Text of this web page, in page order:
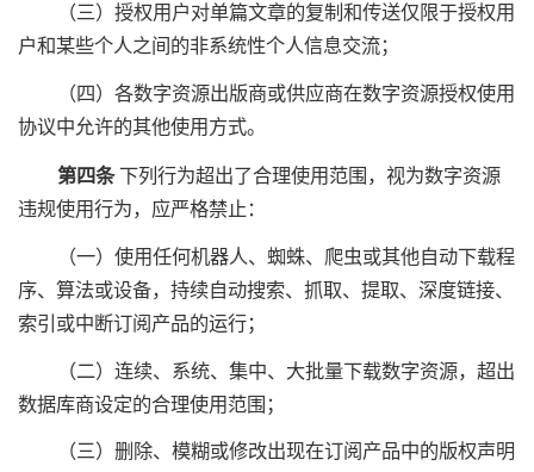
（三）授权用户对单篇文章的复制和传送仅限于授权用
户和某些个人之间的非系统性个人信息交流；
（四）各数字资源出版商或供应商在数字资源授权使用
协议中允许的其他使用方式。
第四条下列行为超出了合理使用范围，视为数字资源
违规使用行为，应严格禁止：
（一）使用任何机器人、蜘蛛、爬虫或其他自动下载程
序、算法或设备，持续自动搜索、抓取、提取、深度链接、
索引或中断订阅产品的运行；
（二）连续、系统、集中、大批量下载数字资源，超出
数据库商设定的合理使用范围；
（三）删除、模糊或修改出现在订阅产品中的版权声明